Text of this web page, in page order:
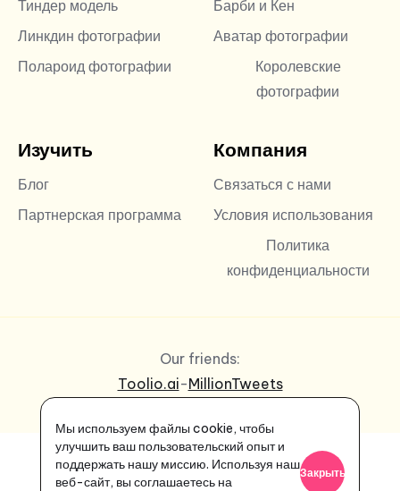
Тиндер модель
Линкдин фотографии
Полароид фотографии
Барби и Кен
Аватар фотографии
Королевские
фотографии
Изучить
Блог
Партнерская программа
Компания
Связаться с нами
Условия использования
Политика
конфиденциальности
Our friends:
Toolio.ai-MillionTweets
Мы используем файлы cookie, чтобы
улучшить ваш пользовательский опыт и
поддержать нашу миссию. Используя наш
веб-сайт, вы соглашаетесь на
Закрыть